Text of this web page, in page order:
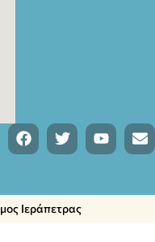
Ιεράπετρας